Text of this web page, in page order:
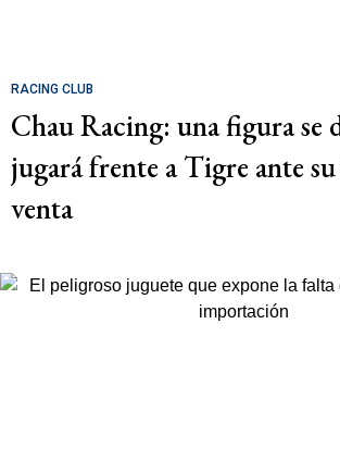
RACING CLUB
Chau Racing: una figura se
jugará frente a Tigre ante
venta